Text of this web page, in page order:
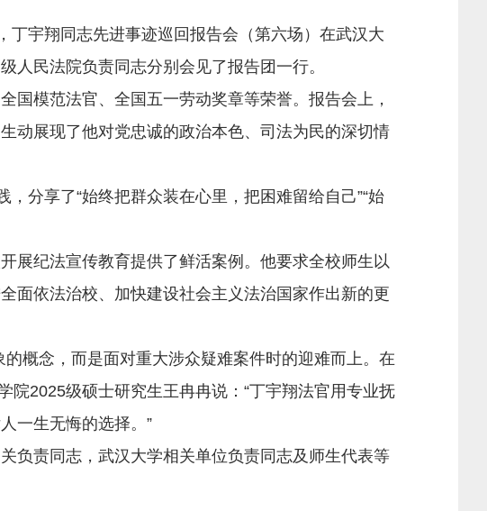
宇翔同志先进事迹巡回报告会（第六场）在武汉大
人民法院负责同志分别会见了报告团一行。
模范法官、全国五一劳动奖章等荣誉。报告会上，
动展现了他对党忠诚的政治本色、司法为民的深切情
分享了“始终把群众装在心里，把困难留给自己”“始
纪法宣传教育提供了鲜活案例。他要求全校师生以
面依法治校、加快建设社会主义法治国家作出新的更
概念，而是面对重大涉众疑难案件时的迎难而上。在
院2025级硕士研究生王冉冉说：“丁宇翔法官用专业抚
一生无悔的选择。”
责同志，武汉大学相关单位负责同志及师生代表等